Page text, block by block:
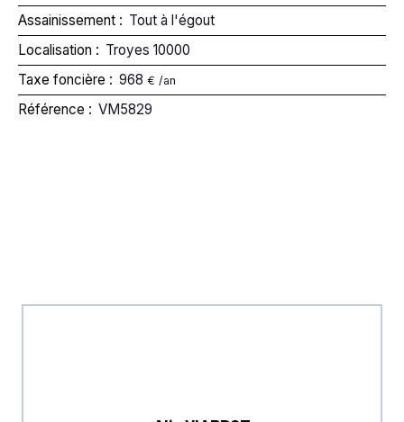
Assainissement : Tout à l'égout
Localisation : Troyes 10000
Taxe foncière : 968 € /an
Référence : VM5829